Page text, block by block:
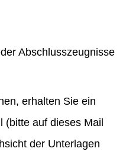
Abschlusszeugnisse
erhalten Sie ein
(bitte auf dieses Mail
der Unterlagen